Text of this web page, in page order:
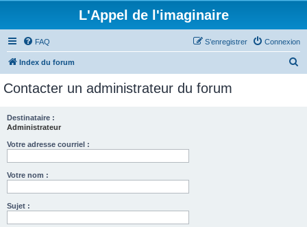
L'Appel de l'imaginaire
FAQ Connexion
S’enregistrer
Index du forum
Contacter un administrateur du forum
Destinataire :
Administrateur
Votre adresse courriel :
Votre nom :
Sujet :